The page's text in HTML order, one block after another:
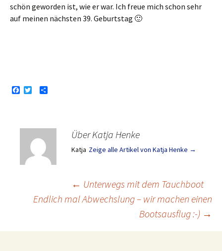
schön geworden ist, wie er war. Ich freue mich schon sehr
auf meinen nächsten 39. Geburtstag 🙂
o
e
r
n
Über Katja Henke
Katja Zeige alle Artikel von Katja Henke →
Beitragsnavigation
← Unterwegs mit dem Tauchboot
Endlich mal Abwechslung – wir machen einen
Bootsausflug :-) →